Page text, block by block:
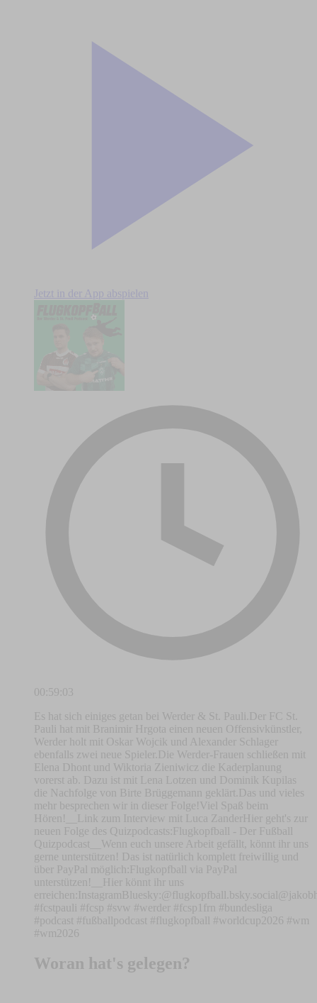
Jetzt in der App abspielen
00:59:03
Es hat sich einiges getan bei Werder & St. Pauli.Der FC St.
Pauli hat mit Branimir Hrgota einen neuen Offensivkünstler,
Werder holt mit Oskar Wojcik und Alexander Schlager
ebenfalls zwei neue Spieler.Die Werder-Frauen schließen mit
Elena Dhont und Wiktoria Zieniwicz die Kaderplanung
vorerst ab. Dazu ist mit Lena Lotzen und Dominik Kupilas
die Nachfolge von Birte Brüggemann geklärt.Das und vieles
mehr besprechen wir in dieser Folge!Viel Spaß beim
Hören!__Link zum Interview mit Luca ZanderHier geht's zur
neuen Folge des Quizpodcasts:⁠⁠Flugkopfball - Der Fußball
Quizpodcast⁠⁠__Wenn euch unsere Arbeit gefällt, könnt ihr uns
gerne unterstützen! Das ist natürlich komplett freiwillig und
über PayPal möglich:⁠⁠⁠Flugkopfball via PayPal
unterstützen!⁠⁠⁠__Hier könnt ihr uns
#fcstpauli #fcsp #svw #werder #fcsp1frn #bundesliga
#podcast #fußballpodcast #flugkopfball #worldcup2026 #wm
#wm2026
Woran hat's gelegen?